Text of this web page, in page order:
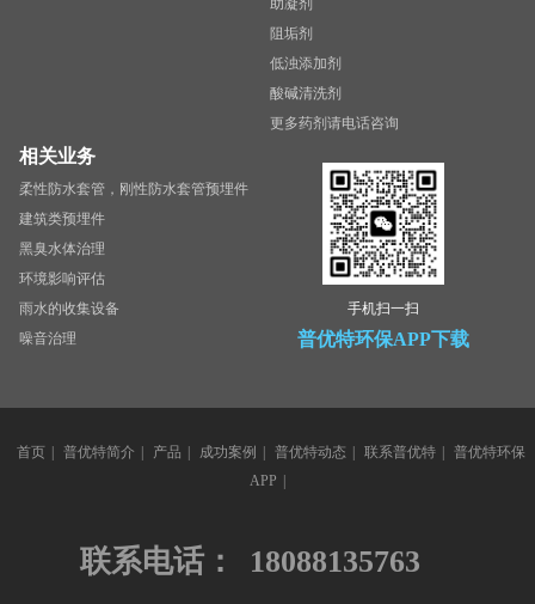
阻垢剂
低浊添加剂
酸碱清洗剂
更多药剂请电话咨询
相关业务
柔性防水套管，刚性防水套管预埋件
建筑类预埋件
黑臭水体治理
环境影响评估
雨水的收集设备
噪音治理
手机扫一扫
普优特环保APP下载
首页 | 普优特简介 | 产品 | 成功案例 | 普优特动态 | 联系普优特 | 普优特环保
APP |
联系电话： 18088135763